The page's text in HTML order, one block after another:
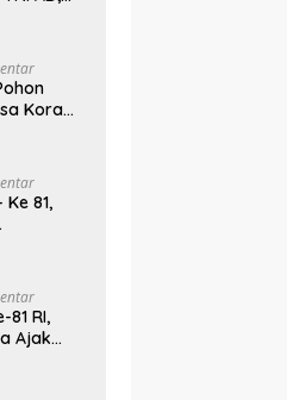
Koramil
Ke 81,
81 RI,
Ajak